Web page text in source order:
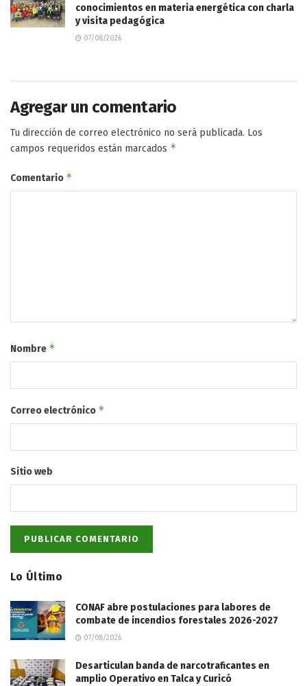
conocimientos en materia energética con charla
y visita pedagógica
07/08/2026
Agregar un comentario
Tu dirección de correo electrónico no será publicada. Los
campos requeridos están marcados *
Comentario *
Nombre *
Correo electrónico *
Sitio web
Lo Último
CONAF abre postulaciones para labores de
combate de incendios forestales 2026-2027
07/08/2026
Desarticulan banda de narcotraficantes en
amplio Operativo en Talca y Curicó